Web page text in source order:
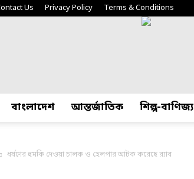
Us Privacy Policy Terms & Conditions
বাংলাদেশ আন্তর্জাতিক শিল্প-বাণিজ্য
ধর্ষণের হুমকি দেওয়া চালক ও হেলপার আটক করেছে র‍্যাব